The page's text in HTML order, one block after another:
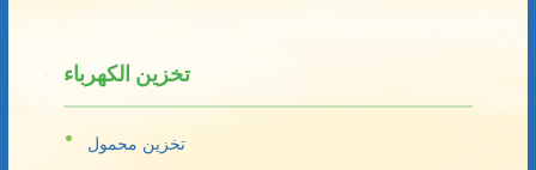
تخزين الكهرباء
تخزين محمول